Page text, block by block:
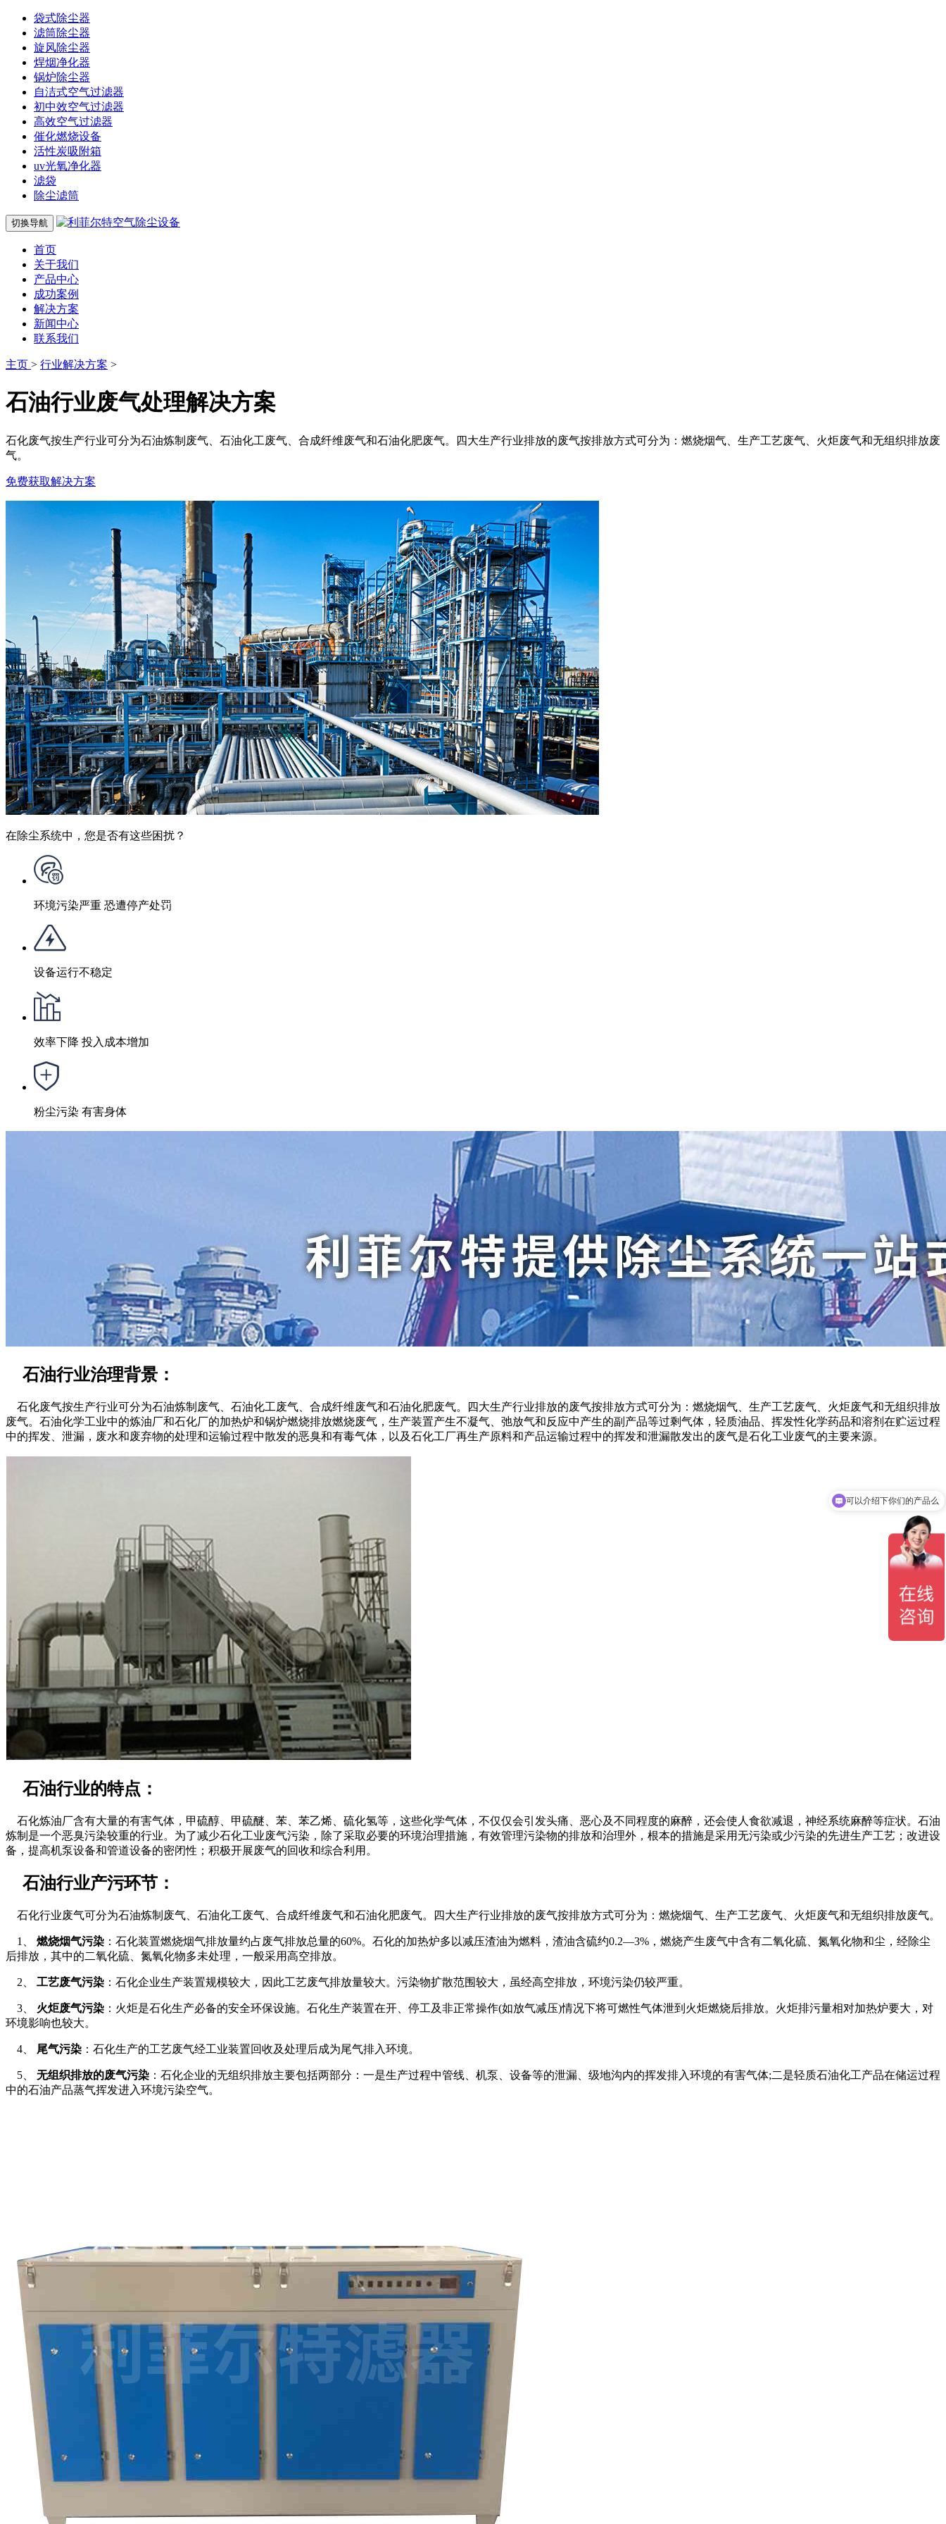
袋式除尘器
滤筒除尘器
旋风除尘器
焊烟净化器
锅炉除尘器
自洁式空气过滤器
初中效空气过滤器
高效空气过滤器
催化燃烧设备
活性炭吸附箱
uv光氧净化器
滤袋
除尘滤筒
切换导航
首页
关于我们
产品中心
成功案例
解决方案
新闻中心
联系我们
主页 > 行业解决方案 >
石油行业废气处理解决方案
石化废气按生产行业可分为石油炼制废气、石油化工废气、合成纤维废气和石油化肥废气。四大生产行业排放的废气按排放方式可分为：燃烧烟气、生产工艺废气、火炬废气和无组织排放废
气。
免费获取解决方案
在除尘系统中，您是否有这些困扰？
环境污染严重 恐遭停产处罚
设备运行不稳定
效率下降 投入成本增加
粉尘污染 有害身体
石油行业治理背景：
石化废气按生产行业可分为石油炼制废气、石油化工废气、合成纤维废气和石油化肥废气。四大生产行业排放的废气按排放方式可分为：燃烧烟气、生产工艺废气、火炬废气和无组织排放
废气。石油化学工业中的炼油厂和石化厂的加热炉和锅炉燃烧排放燃烧废气，生产装置产生不凝气、弛放气和反应中产生的副产品等过剩气体，轻质油品、挥发性化学药品和溶剂在贮运过程
中的挥发、泄漏，废水和废弃物的处理和运输过程中散发的恶臭和有毒气体，以及石化工厂再生产原料和产品运输过程中的挥发和泄漏散发出的废气是石化工业废气的主要来源。
石油行业的特点：
石化炼油厂含有大量的有害气体，甲硫醇、甲硫醚、苯、苯乙烯、硫化氢等，这些化学气体，不仅仅会引发头痛、恶心及不同程度的麻醉，还会使人食欲减退，神经系统麻醉等症状。石油
炼制是一个恶臭污染较重的行业。为了减少石化工业废气污染，除了采取必要的环境治理措施，有效管理污染物的排放和治理外，根本的措施是采用无污染或少污染的先进生产工艺；改进设
备，提高机泵设备和管道设备的密闭性；积极开展废气的回收和综合利用。
石油行业产污环节：
石化行业废气可分为石油炼制废气、石油化工废气、合成纤维废气和石油化肥废气。四大生产行业排放的废气按排放方式可分为：燃烧烟气、生产工艺废气、火炬废气和无组织排放废气。
1、 燃烧烟气污染 ：石化装置燃烧烟气排放量约占废气排放总量的60%。石化的加热炉多以减压渣油为燃料，渣油含硫约0.2—3%，燃烧产生废气中含有二氧化硫、氮氧化物和尘，经除尘
后排放，其中的二氧化硫、氮氧化物多未处理，一般采用高空排放。
2、 工艺废气污染 ：石化企业生产装置规模较大，因此工艺废气排放量较大。污染物扩散范围较大，虽经高空排放，环境污染仍较严重。
3、 火炬废气污染 ：火炬是石化生产必备的安全环保设施。石化生产装置在开、停工及非正常操作(如放气减压)情况下将可燃性气体泄到火炬燃烧后排放。火炬排污量相对加热炉要大，对
环境影响也较大。
4、 尾气污染 ：石化生产的工艺废气经工业装置回收及处理后成为尾气排入环境。
5、 无组织排放的废气污染 ：石化企业的无组织排放主要包括两部分：一是生产过程中管线、机泵、设备等的泄漏、级地沟内的挥发排入环境的有害气体;二是轻质石油化工产品在储运过程
中的石油产品蒸气挥发进入环境污染空气。
可以介绍下你们的产品么